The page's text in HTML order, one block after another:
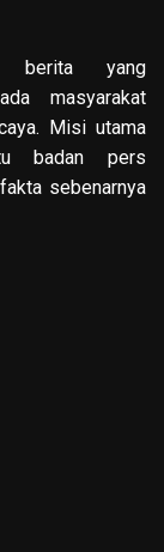
berita yang
masyarakat
Misi utama
badan pers
sebenarnya